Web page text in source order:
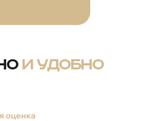
и удобно
оценка